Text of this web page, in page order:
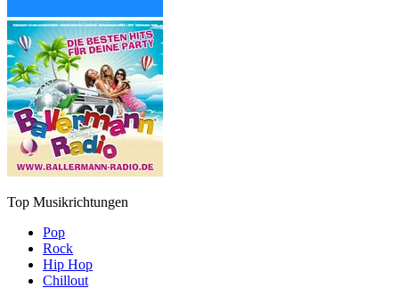
Top Musikrichtungen
Pop
Rock
Hip Hop
Chillout